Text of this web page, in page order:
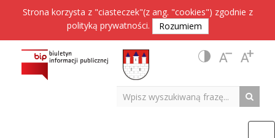
Strona korzysta z "ciasteczek"(z ang. "cookies") zgodnie z
polityką prywatności. Rozumiem